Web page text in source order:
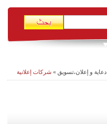
دعاية و إعلان،تسويق » شركات إعلانية